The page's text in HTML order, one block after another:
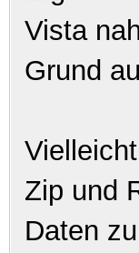
Vista
Grund
Zip und
Daten